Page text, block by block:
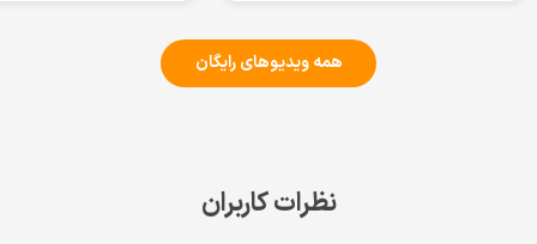
همه ویدیوهای رایگان
نظرات کاربران